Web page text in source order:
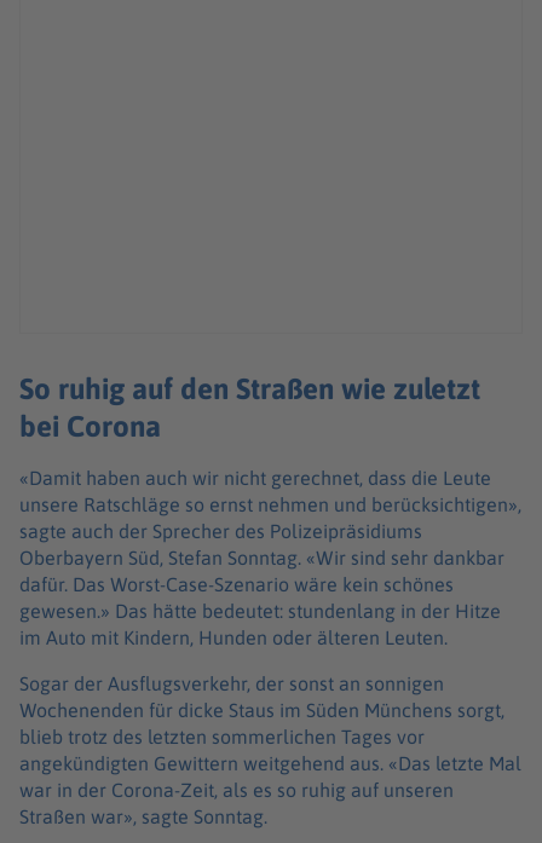
So ruhig auf den Straßen wie zuletzt
bei Corona
«Damit haben auch wir nicht gerechnet, dass die Leute
unsere Ratschläge so ernst nehmen und berücksichtigen»,
sagte auch der Sprecher des Polizeipräsidiums
Oberbayern Süd, Stefan Sonntag. «Wir sind sehr dankbar
dafür. Das Worst-Case-Szenario wäre kein schönes
gewesen.» Das hätte bedeutet: stundenlang in der Hitze
im Auto mit Kindern, Hunden oder älteren Leuten.
Sogar der Ausflugsverkehr, der sonst an sonnigen
Wochenenden für dicke Staus im Süden Münchens sorgt,
blieb trotz des letzten sommerlichen Tages vor
angekündigten Gewittern weitgehend aus. «Das letzte Mal
war in der Corona-Zeit, als es so ruhig auf unseren
Straßen war», sagte Sonntag.